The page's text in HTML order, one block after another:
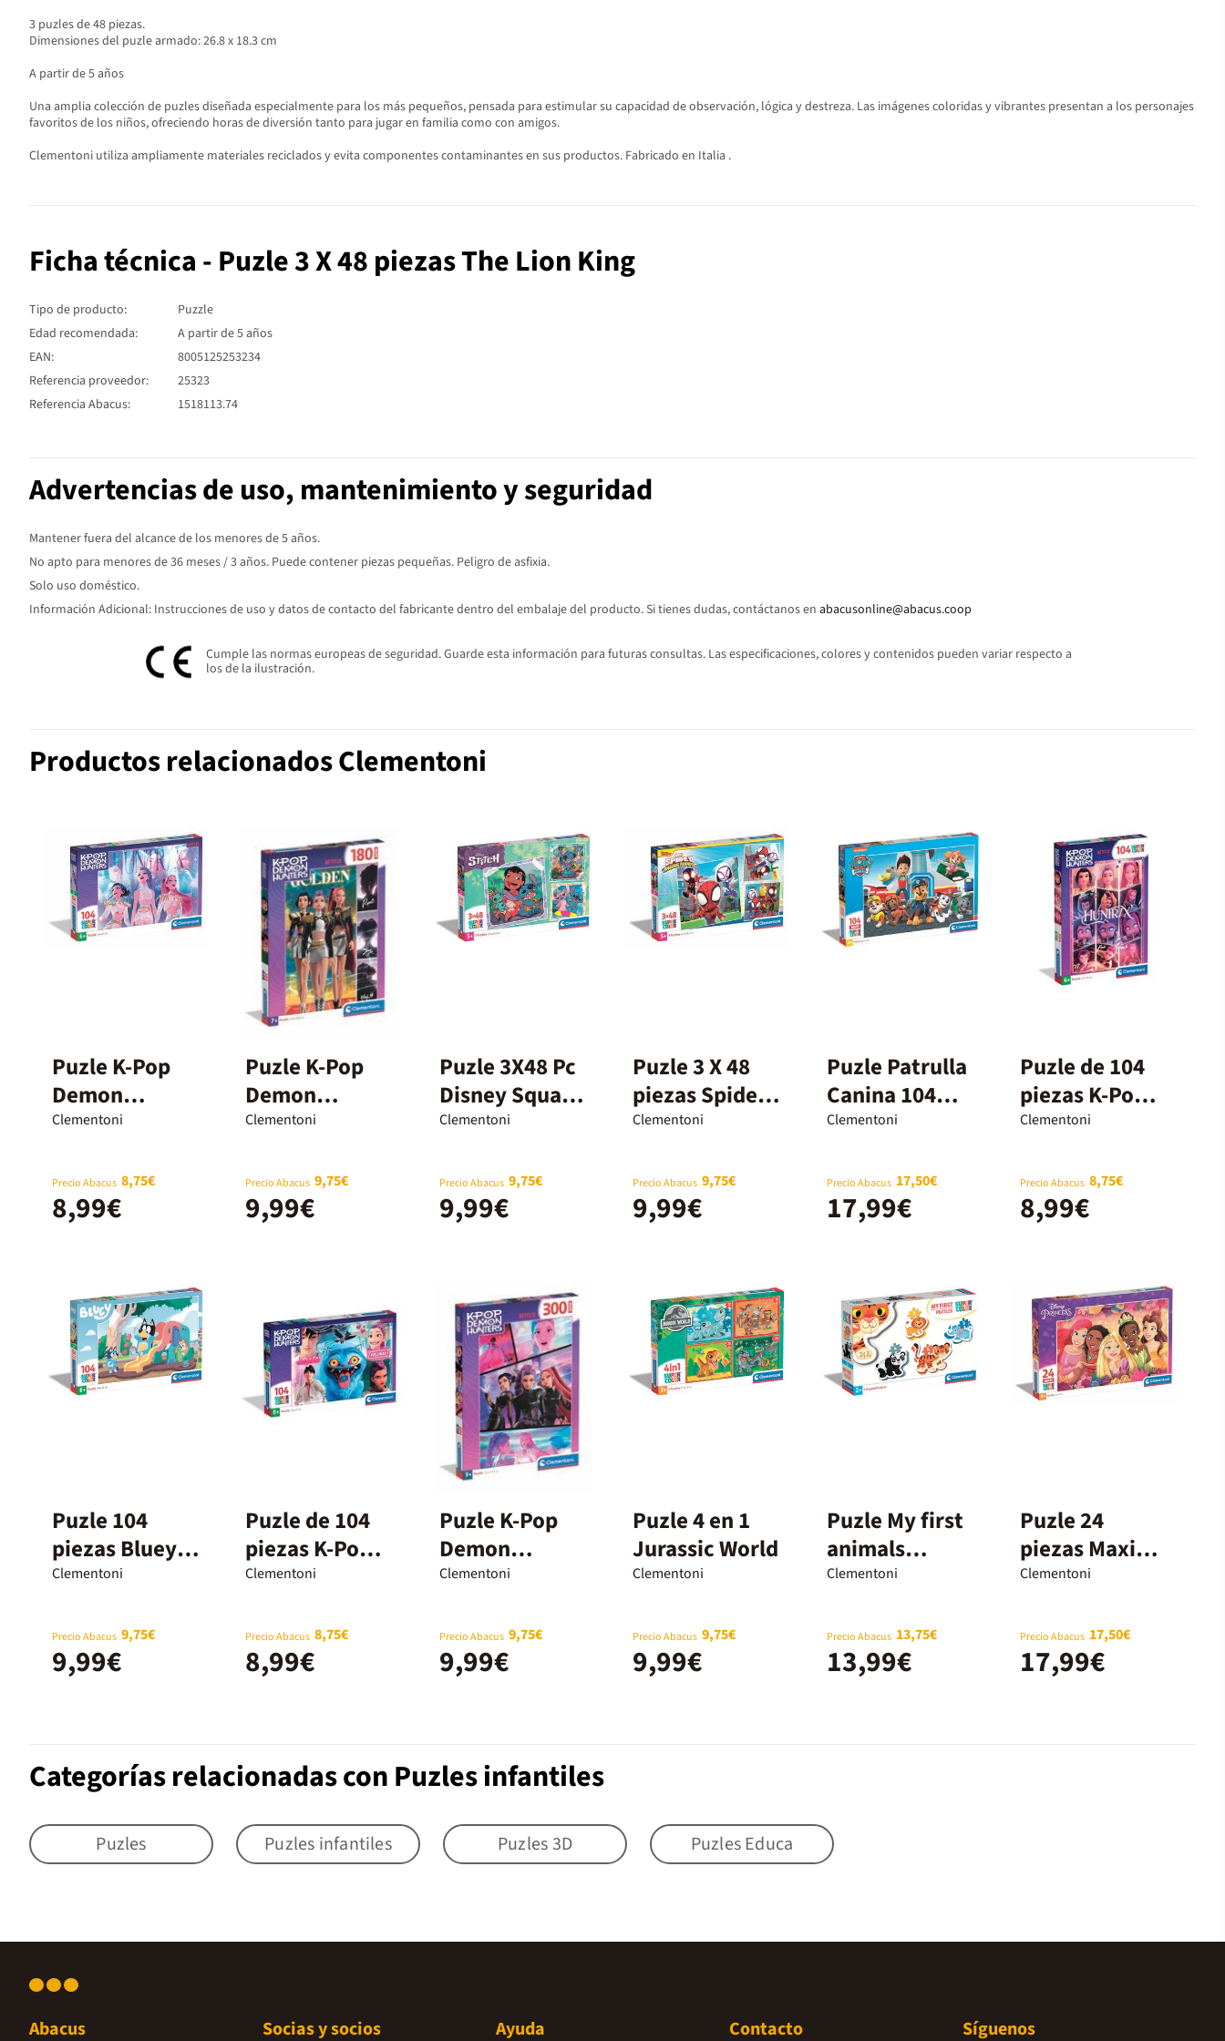
3 puzles de 48 piezas.
Dimensiones del puzle armado: 26.8 x 18.3 cm
A partir de 5 años
Una amplia colección de puzles diseñada especialmente para los más pequeños, pensada para estimular su capacidad de observación, lógica y destreza. Las imágenes coloridas y vibrantes presentan a los personajes
favoritos de los niños, ofreciendo horas de diversión tanto para jugar en familia como con amigos.
Clementoni utiliza ampliamente materiales reciclados y evita componentes contaminantes en sus productos. Fabricado en Italia .
Ficha técnica - Puzle 3 X 48 piezas The Lion King
Tipo de producto:
Puzzle
Edad recomendada:
A partir de 5 años
EAN:
8005125253234
Referencia proveedor:
25323
Referencia Abacus:
1518113.74
Advertencias de uso, mantenimiento y seguridad
Mantener fuera del alcance de los menores de 5 años.
No apto para menores de 36 meses / 3 años. Puede contener piezas pequeñas. Peligro de asfixia.
Solo uso doméstico.
Información Adicional: Instrucciones de uso y datos de contacto del fabricante dentro del embalaje del producto. Si tienes dudas, contáctanos en abacusonline@abacus.coop
Cumple las normas europeas de seguridad. Guarde esta información para futuras consultas. Las especificaciones, colores y contenidos pueden variar respecto a
los de la ilustración.
Productos relacionados Clementoni
Puzle K-Pop
Demon
Hunters
piezas
Clementoni
Precio Abacus 8,75€
8,99€
Puzle K-Pop
Demon
Hunters
piezas
Clementoni
Precio Abacus 9,75€
9,99€
Puzle 3X48 Pc
Disney Square
Stitch
Clementoni
Precio Abacus 9,75€
9,99€
Puzle 3 X 48
piezas Spidey
y Amigos
Clementoni
Precio Abacus 9,75€
9,99€
Puzle Patrulla
Canina 104
piezas maxi
Clementoni
Precio Abacus 17,50€
17,99€
Puzle de 104
piezas K-Pop
Demon
Huntrix 2
Clementoni
Precio Abacus 8,75€
8,99€
Puzle 104
piezas Bluey
parque
Clementoni
Precio Abacus 9,75€
9,99€
Puzle de 104
piezas K-Pop
Demon
Huntrix 3
Clementoni
Precio Abacus 8,75€
8,99€
Puzle K-Pop
Demon
Hunters 300
Clementoni
Precio Abacus 9,75€
9,99€
Puzle 4 en 1
Jurassic World
Clementoni
Precio Abacus 9,75€
9,99€
Puzle My first
animals
salvatges
Clementoni
Precio Abacus 13,75€
13,99€
Puzle 24
piezas Maxi
Princesas
Clementoni
Precio Abacus 17,50€
17,99€
Categorías relacionadas con Puzles infantiles
Puzles Puzles infantiles Puzles 3D Puzles Educa
Abacus Socias y socios Ayuda Contacto Síguenos